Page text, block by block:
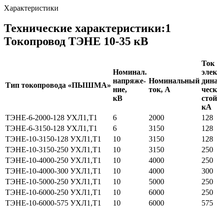
Характеристики
Технические характеристики:1
Токопровод ТЭНЕ 10-35 кВ
Тип токопровода «ПЫШМА»
Номинал.
напряже-
ние,
кВ
Номинальный
ток, А
Ток
кА
ТЭНЕ-6-2000-128 УХЛ1,Т1
6 2000
128
ТЭНЕ-6-3150-128 УХЛ1,Т1
6 3150
128
ТЭНЕ-10-3150-128 УХЛ1,Т1
10 3150
128
ТЭНЕ-10-3150-250 УХЛ1,Т1
10 3150
250
ТЭНЕ-10-4000-250 УХЛ1,Т1
10 4000
250
ТЭНЕ-10-4000-300 УХЛ1,Т1
10 4000
300
ТЭНЕ-10-5000-250 УХЛ1,Т1
10 5000
250
ТЭНЕ-10-6000-250 УХЛ1,Т1
10 6000
250
ТЭНЕ-10-6000-575 УХЛ1,Т1
10 6000
575